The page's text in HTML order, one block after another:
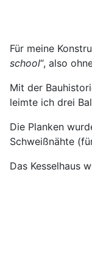
Für meine
school“, also
Mit der
leimte ich drei
Die Planken
Schweißnähte
Das Kesselhaus